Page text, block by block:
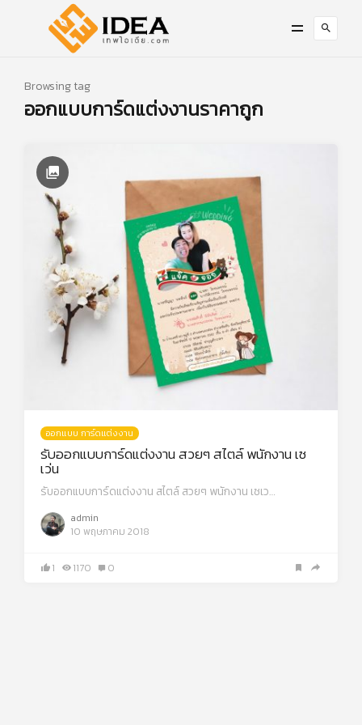
Browsing tag
ออกแบบการ์ดแต่งงานราคาถูก
ออกแบบ การ์ดแต่งงาน
รับออกแบบการ์ดแต่งงาน สวยๆ สไตล์ พนักงาน เซ
เว่น
รับออกแบบการ์ดแต่งงาน สไตล์ สวยๆ พนักงาน เซเว…
admin
10 พฤษภาคม 2018
1 1170 0